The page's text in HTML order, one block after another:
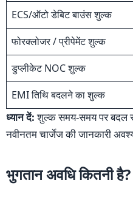
ECS/ऑटो डेबिट बाउंस शुल्क
फोरक्लोजर / प्रीपेमेंट शुल्क
डुप्लीकेट NOC शुल्क
EMI तिथि बदलने का शुल्क
ध्यान दें:शुल्क समय-समय पर
नवीनतम चार्जेज की जानकारी
भुगतान अवधि कितनी है?